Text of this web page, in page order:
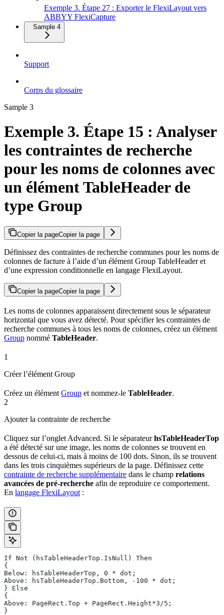
Exemple 3. Étape 27 : Exporter le FlexiLayout vers
ABBYY FlexiCapture
Sample 4
Support
Corps du glossaire
Sample 3
Exemple 3. Étape 15 : Analyser
les contraintes de recherche
pour les noms de colonnes avec
un élément TableHeader de
type Group
Copier la pageCopier la page
Définissez des contraintes de recherche communes pour les noms de
colonnes de facture à l’aide d’un élément Group TableHeader et
d’une expression conditionnelle en langage FlexiLayout.
Copier la pageCopier la page
Les noms de colonnes apparaissent directement sous le séparateur
horizontal que vous avez détecté. Pour spécifier les contraintes de
recherche communes à tous les noms de colonnes, créez un élément
Group nommé TableHeader.
1
Créer l’élément Group
Créez un élément Group et nommez-le TableHeader.
2
Ajouter la contrainte de recherche
Cliquez sur l’onglet Advanced. Si le séparateurhsTableHeaderTop
a été détecté sur une image, les noms de colonnes se trouvent en
dessous de celui-ci, mais à moins de 100 dots. Sinon, ils se trouvent
dans les trois cinquièmes supérieurs de la page. Définissez cette
contrainte de recherche supplémentaire dans le champ relations
avancées de pré-recherche afin de reproduire ce comportement.
En langage FlexiLayout :
If Not (hsTableHeaderTop.IsNull) Then
{
Below: hsTableHeaderTop, 0 * dot;
Above: hsTableHeaderTop.Bottom, -100 * dot;
} Else
{
Above: PageRect.Top + PageRect.Height*3/5;
}